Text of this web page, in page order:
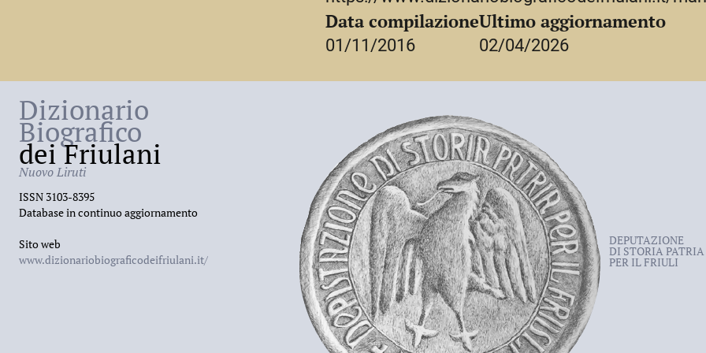
dinastia, opere che il M. sostenne con rendite della primogenitura, mentre il
fratello Antonio impegnò nella committenza a carattere religioso suoi fondi
1741.
Data compilazione
01/11/2016
Ultimo aggiornamento
02/04/2026
Dizionario
Biografico
dei Friulani
Nuovo Liruti
ISSN 3103-8395
Database in continuo aggiornamento
Sito web
www.dizionariobiograficodeifriulani.it/
DEPUTAZIONE
DI STORIA PATRIA
PER IL FRIULI